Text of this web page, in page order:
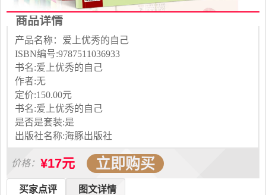
商品详情
产品名称：爱上优秀的自己
ISBN编号:9787511036933
书名:爱上优秀的自己
作者:无
定价:150.00元
书名:爱上优秀的自己
是否是套装:是
出版社名称:海豚出版社
价格： ¥17元 立即购买
图文详情
买家点评